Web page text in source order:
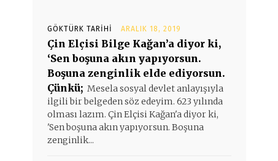
GÖKTÜRK TARIHI ARALIK 18, 2019
Çin Elçisi Bilge Kağan’a diyor ki,
‘Sen boşuna akın yapıyorsun.
Boşuna zenginlik elde ediyorsun.
Çünkü; Mesela sosyal devlet anlayışıyla
ilgili bir belgeden söz edeyim. 623 yılında
olması lazım. Çin Elçisi Kağan'a diyor ki,
'Sen boşuna akın yapıyorsun. Boşuna
zenginlik...